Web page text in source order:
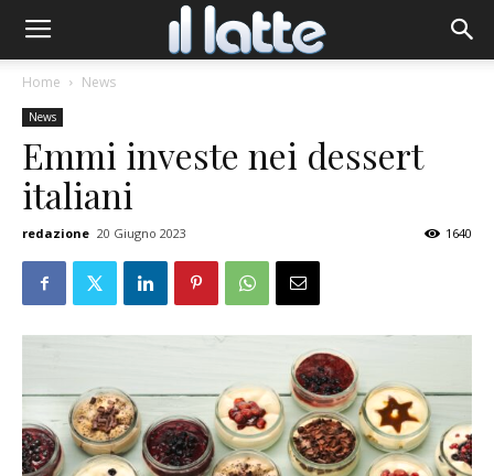
Home News
News
Emmi investe nei dessert
italiani
redazione 20 Giugno 2023 1640